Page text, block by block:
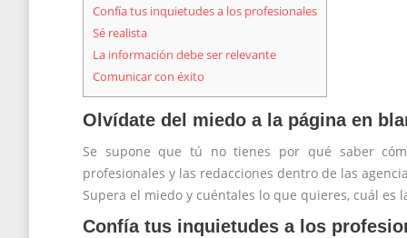
Confía tus inquietudes a los profesionales
Sé realista
La información debe ser relevante
Comunicar con éxito
Olvídate del miedo a la página en
Se supone que tú no tienes por qué saber
profesionales y las redacciones dentro de las
Supera el miedo y cuéntales lo que quieres, cuál
Confía tus inquietudes a los